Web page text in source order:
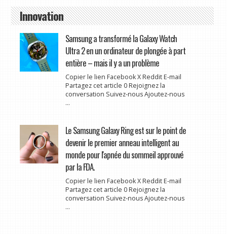
Innovation
Samsung a transformé la Galaxy Watch
Ultra 2 en un ordinateur de plongée à part
entière – mais il y a un problème
Copier le lien Facebook X Reddit E-mail
Partagez cet article 0 Rejoignez la
conversation Suivez-nous Ajoutez-nous
...
Le Samsung Galaxy Ring est sur le point de
devenir le premier anneau intelligent au
monde pour l'apnée du sommeil approuvé
par la FDA.
Copier le lien Facebook X Reddit E-mail
Partagez cet article 0 Rejoignez la
conversation Suivez-nous Ajoutez-nous
...